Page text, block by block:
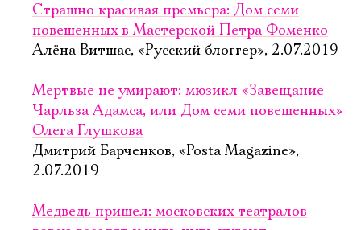
Страшно красивая премьера: Дом семи
повешенных в Мастерской Петра Фоменко
Алёна Витшас, «Русский блоггер», 2.07.2019
Мертвые не умирают: мюзикл «Завещание
Чарльза Адамса, или Дом семи повешенных»
Олега Глушкова
Дмитрий Барченков, «Posta Magazine»,
2.07.2019
Медведь пришел: московских театралов